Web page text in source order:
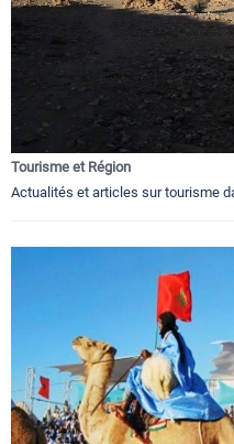
Tourisme et Région
Actualités et articles sur tourisme